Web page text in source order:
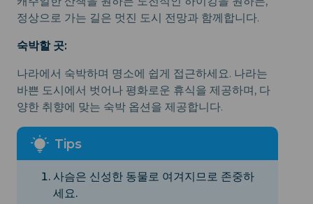
정상으로 가는 길은 멋진 도시 전망과 함께합니다.
숙박할 곳:
나라에서 숙박하며 명소에 쉽게 접근하세요. 나라는
바쁜 도시에서 벗어나 평화로운 휴식을 제공하며, 다
양한 취향에 맞는 숙박 옵션을 제공합니다.
사슴은 신성한 동물로 여겨지므로 존중하
세요.